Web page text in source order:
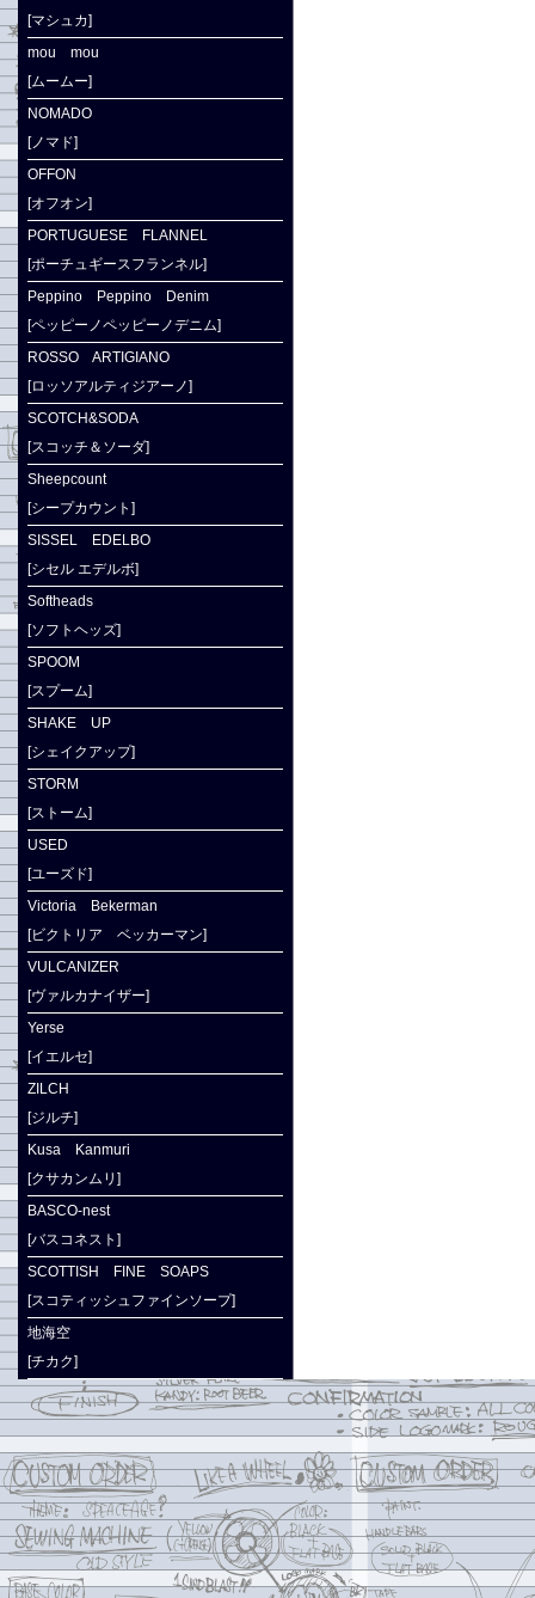
[マシュカ]
mou mou
[ムームー]
NOMADO
[ノマド]
OFFON
[オフオン]
PORTUGUESE FLANNEL
[ポーチュギースフランネル]
Peppino Peppino Denim
[ペッピーノペッピーノデニム]
ROSSO ARTIGIANO
[ロッソアルティジアーノ]
SCOTCH&SODA
[スコッチ＆ソーダ]
Sheepcount
[シープカウント]
SISSEL EDELBO
[シセル エデルボ]
Softheads
[ソフトヘッズ]
SPOOM
[スプーム]
SHAKE UP
[シェイクアップ]
STORM
[ストーム]
USED
[ユーズド]
Victoria Bekerman
[ビクトリア ベッカーマン]
VULCANIZER
[ヴァルカナイザー]
Yerse
[イエルセ]
ZILCH
[ジルチ]
Kusa Kanmuri
[クサカンムリ]
BASCO-nest
[バスコネスト]
SCOTTISH FINE SOAPS
[スコティッシュファインソープ]
地海空
[チカク]